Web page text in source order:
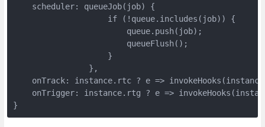
    scheduler: queueJob(job) {
                    if (!queue.includes(job)) {
                        queue.push(job);
                        queueFlush();
                    }
                },
onTrack: instance.rtc ? e =>
onTrigger: instance.rtg ? e =>
}